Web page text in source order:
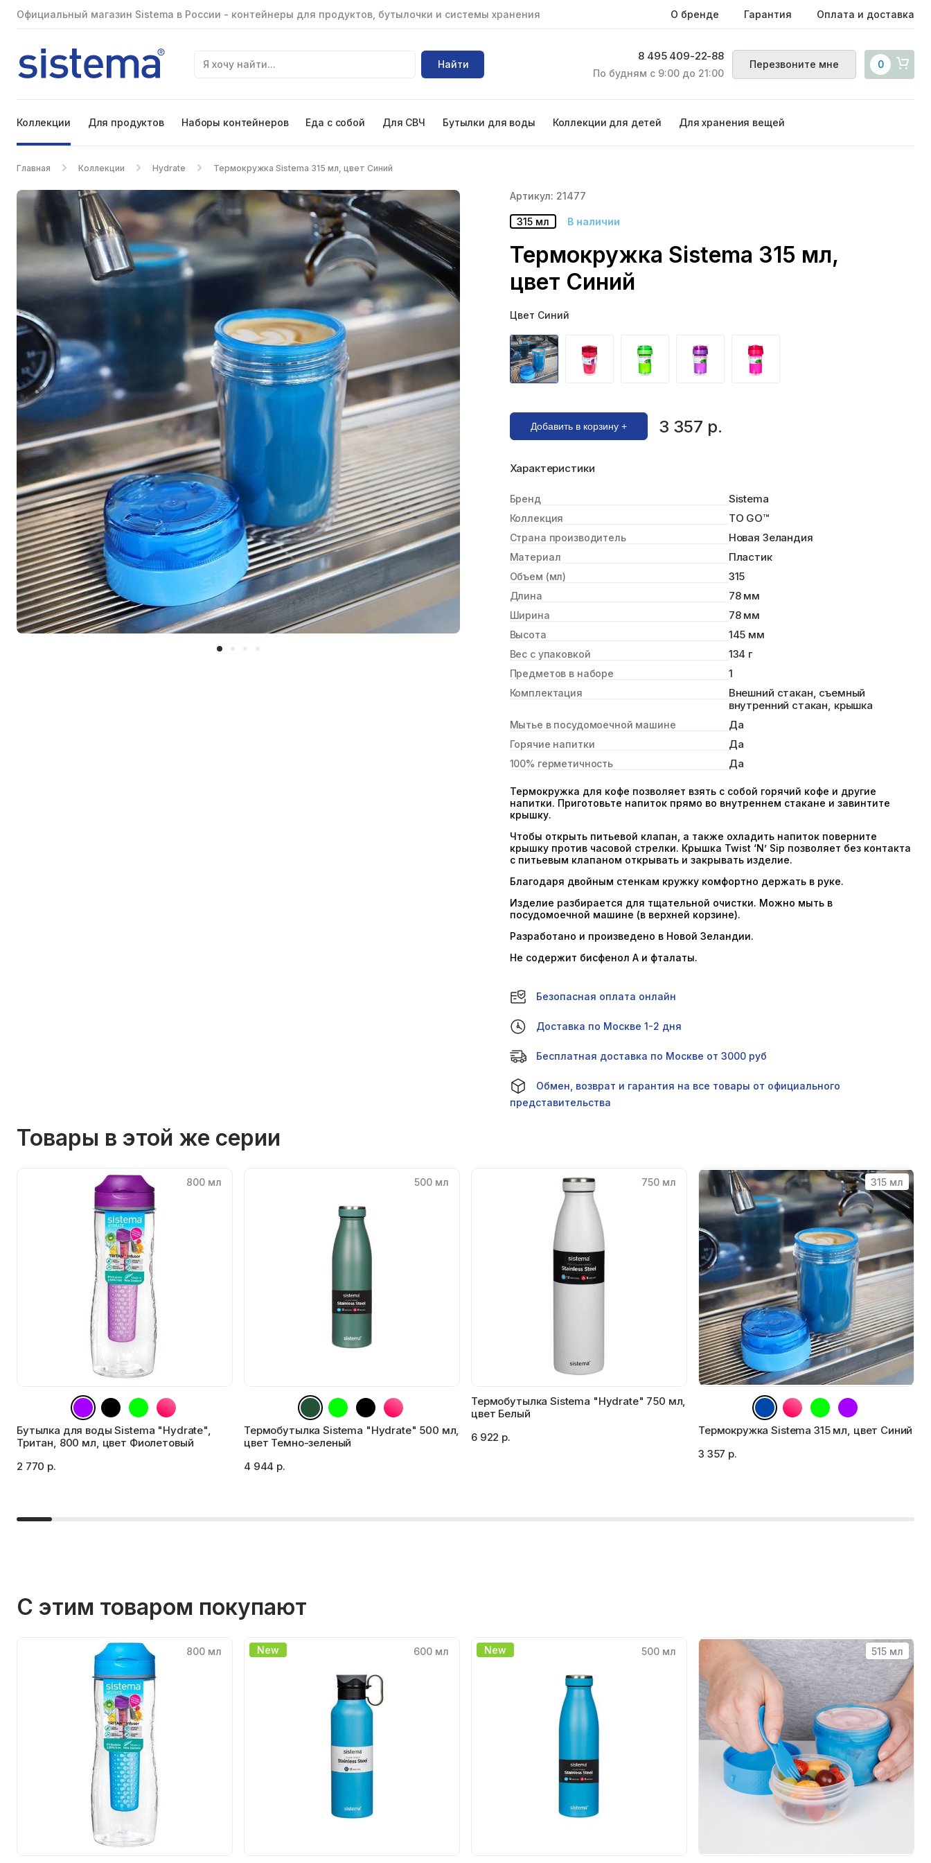
Официальный магазин Sistema в России - контейнеры для продуктов, бутылочки и системы хранения О бренде Гарантия Оплата и доставка
Найти
8 495 409-22-88
По будням с 9:00 до 21:00
Перезвоните мне 0
Коллекции Для продуктов Наборы контейнеров Еда с собой Для СВЧ Бутылки для воды Коллекции для детей Для хранения вещей
Главная Коллекции Hydrate Термокружка Sistema 315 мл, цвет Синий
Артикул: 21477
315 мл В наличии
Термокружка Sistema 315 мл,
цвет Синий
Цвет Синий
Добавить в корзину + 3 357 р.
Характеристики
Бренд Sistema
Коллекция TO GO™
Страна производитель Новая Зеландия
Материал Пластик
Объем (мл) 315
Длина 78 мм
Ширина 78 мм
Высота 145 мм
Вес с упаковкой 134 г
Предметов в наборе 1
Комплектация
Внешний стакан, съемный
внутренний стакан, крышка
Мытье в посудомоечной машине Да
Горячие напитки Да
100% герметичность Да
Термокружка для кофе позволяет взять с собой горячий кофе и другие
напитки. Приготовьте напиток прямо во внутреннем стакане и завинтите
крышку.
Чтобы открыть питьевой клапан, а также охладить напиток поверните
крышку против часовой стрелки. Крышка Twist ‘N’ Sip позволяет без контакта
с питьевым клапаном открывать и закрывать изделие.
Благодаря двойным стенкам кружку комфортно держать в руке.
Изделие разбирается для тщательной очистки. Можно мыть в
посудомоечной машине (в верхней корзине).
Разработано и произведено в Новой Зеландии.
Не содержит бисфенол А и фталаты.
Безопасная оплата онлайн
Доставка по Москве 1-2 дня
Бесплатная доставка по Москве от 3000 руб
Обмен, возврат и гарантия на все товары от официального
представительства
Товары в этой же серии
800 мл
Бутылка для воды Sistema "Hydrate",
Тритан, 800 мл, цвет Фиолетовый
2 770 р.
500 мл
Термобутылка Sistema "Hydrate" 500 мл,
цвет Темно-зеленый
4 944 р.
750 мл
Термобутылка Sistema "Hydrate" 750 мл,
цвет Белый
6 922 р.
315 мл
Термокружка Sistema 315 мл, цвет Синий
3 357 р.
С этим товаром покупают
800 мл New 600 мл New 500 мл 515 мл